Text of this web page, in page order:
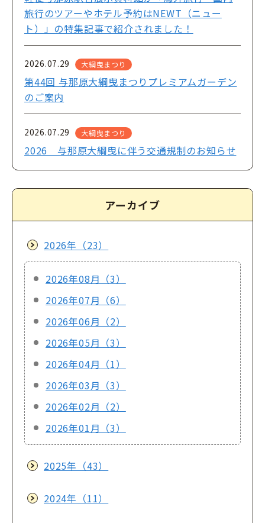
旅行のツアーやホテル予約はNEWT（ニュー
ト）」の特集記事で紹介されました！
2026.07.29 大綱曳まつり
第44回 与那原大綱曳まつりプレミアムガーデン
のご案内
2026.07.29 大綱曳まつり
2026 与那原大綱曳に伴う交通規制のお知らせ
アーカイブ
2026年（23）
2026年08月（3）
2026年07月（6）
2026年06月（2）
2026年05月（3）
2026年04月（1）
2026年03月（3）
2026年02月（2）
2026年01月（3）
2025年（43）
2024年（11）